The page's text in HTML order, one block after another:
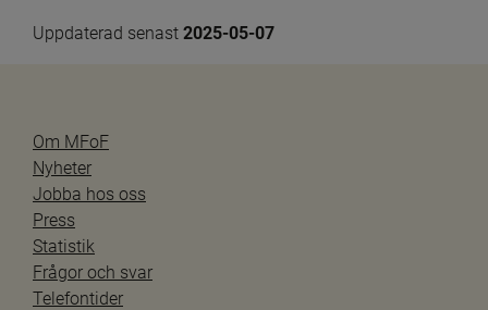
Uppdaterad senast 2025-05-07
Om MFoF
Nyheter
Jobba hos oss
Press
Statistik
Frågor och svar
Telefontider